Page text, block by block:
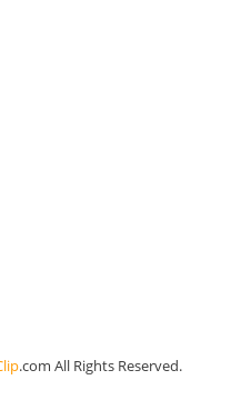
.com All Rights Reserved.